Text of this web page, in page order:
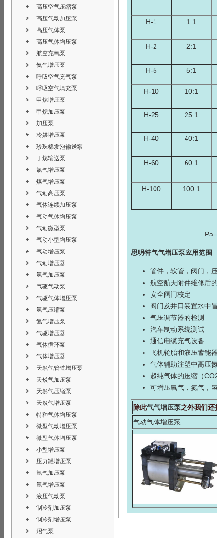
高压空气压缩泵
高压气动加压泵
高压气体泵
高压气体增压泵
航空充氧泵
氦气增压泵
呼吸空气充气泵
呼吸空气填充泵
甲烷增压泵
甲烷加压泵
加压泵
冷媒增压泵
珍珠棉发泡输送泵
丁烷输送泵
氯气增压泵
煤气增压泵
气动高压泵
气体连续加压泵
气动气体增压泵
气动微型泵
气动小型增压泵
气动增压泵
气动增压器
氢气加压泵
气驱气动泵
气驱气体增压泵
氢气压缩泵
氢气增压泵
气驱增压器
气体循环泵
气体增压器
天然气管道增压泵
天然气加压泵
天然气压缩泵
天然气增压泵
特种气体增压泵
微型气动增压泵
微型气体增压泵
小型增压泵
压力罐增压泵
氩气加压泵
氩气增压泵
液压气动泵
制冷剂加压泵
制冷剂增压泵
沼气泵
H-1 1:1
H-2 2:1
H-5 5:1
H-10 10:1
H-25 25:1
H-40 40:1
H-60 60:1
H-100 100:1
思明特气气增压泵应用范围
管件，软管，阀门，
航空航天附件维修后
安全阀门校定
阀门及井口装置水中
气压调节器的检测
汽车制动系统测试
通信电缆充气设备
飞机轮胎和液压蓄能
气体辅助注塑中高压
超纯气体的压缩（
可增压氧气，氮气，
除此气气增压泵之外我们还
气动气体增压泵